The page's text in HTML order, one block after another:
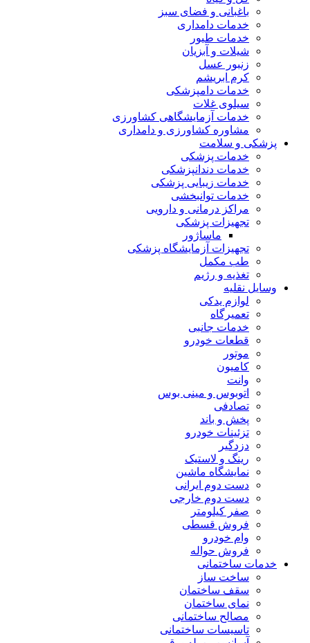
باغبانی و فضای سبز
خدمات دامداری
خدمات طیور
شیلات و آبزیان
زنبور عسل
کرم ابریشم
خدمات دامپزشکی
سیلوی غلات
خدمات آزمایشگاهی کشاورزی
مشاوره کشاورزی و دامداری
پزشکی و سلامت
خدمات پزشکی
خدمات دندانپزشکی
خدمات زیبایی پزشکی
خدمات توانبخشی
مراکز درمانی و دارویی
تجهیزات پزشکی
ماساژور
تجهیزات آزمایشگاه پزشکی
طب مکمل
تغذیه و رژیم
وسایل نقلیه
لوازم یدکی
تعمیرگاه
خدمات جانبی
قطعات خودرو
موتور
کامیون
وانت
اتوبوس و مینی بوس
تصادفی
پخش و باند
تزئینات خودرو
دزدگیر
رینگ و لاستیک
نمایشگاه ماشین
دست دوم ایرانی
دست دوم خارجی
صفر کیلومتر
فروش قسطی
وام خودرو
فروش حواله
خدمات ساختمانی
ساخت ساز
سقف ساختمان
نمای ساختمان
مصالح ساختمانی
تاسیسات ساختمانی